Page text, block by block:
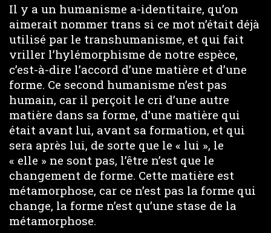
Il y a un humanisme a-identitaire, qu’on
aimerait nommer trans si ce mot n’était déjà
utilisé par le transhumanisme, et qui fait
vriller l’hylémorphisme de notre espèce,
c’est-à-dire l’accord d’une matière et d’une
forme. Ce second humanisme n’est pas
humain, car il perçoit le cri d’une autre
matière dans sa forme, d’une matière qui
était avant lui, avant sa formation, et qui
sera après lui, de sorte que le « lui », le
« elle » ne sont pas, l’être n’est que le
changement de forme. Cette matière est
métamorphose, car ce n’est pas la forme qui
change, la forme n’est qu’une stase de la
métamorphose.